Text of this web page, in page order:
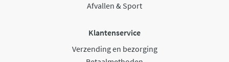
Afvallen & Sport
Klantenservice
Verzending en bezorging